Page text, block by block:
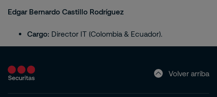
Edgar Bernardo Castillo Rodríguez
Cargo: Director IT (Colombia & Ecuador).
Volver arriba